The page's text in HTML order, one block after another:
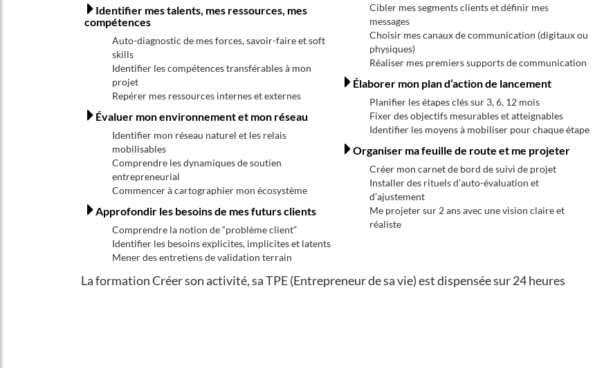
Identifier mes talents, mes ressources, mes
compétences
Auto-diagnostic de mes forces, savoir-faire et soft
skills
Identifier les compétences transférables à mon
projet
Repérer mes ressources internes et externes
Évaluer mon environnement et mon réseau
Identifier mon réseau naturel et les relais
mobilisables
Comprendre les dynamiques de soutien
entrepreneurial
Commencer à cartographier mon écosystème
Approfondir les besoins de mes futurs clients
Comprendre la notion de “problème client”
Identifier les besoins explicites, implicites et latents
Mener des entretiens de validation terrain
Cibler mes segments clients et définir mes
messages
Choisir mes canaux de communication (digitaux ou
physiques)
Réaliser mes premiers supports de communication
Élaborer mon plan d’action de lancement
Planifier les étapes clés sur 3, 6, 12 mois
Fixer des objectifs mesurables et atteignables
Identifier les moyens à mobiliser pour chaque étape
Organiser ma feuille de route et me projeter
Créer mon carnet de bord de suivi de projet
Installer des rituels d’auto-évaluation et
d’ajustement
Me projeter sur 2 ans avec une vision claire et
réaliste
La formation Créer son activité, sa TPE (Entrepreneur de sa vie) est dispensée sur 24 heures